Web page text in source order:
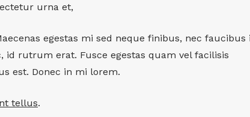
urna et,
egestas mi sed neque finibus, nec faucibus
rutrum erat. Fusce egestas quam vel facilisis
est. Donec in mi lorem.
tellus.